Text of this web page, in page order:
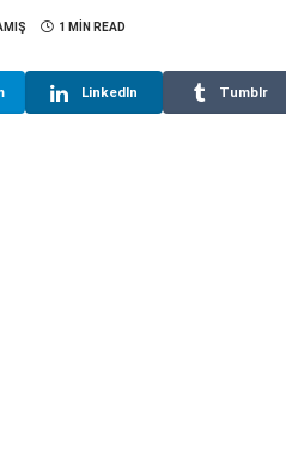
1 MIN READ
LinkedIn Tumblr